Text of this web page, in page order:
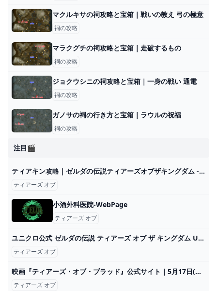
マクルキサの祠攻略と宝箱｜戦いの教え 弓の極意
祠の攻略
マラクグチの祠攻略と宝箱｜走破するもの
祠の攻略
ジョクウシニの祠攻略と宝箱｜一身の戦い 通電
祠の攻略
ガノサの祠の行き方と宝箱｜ラウルの祝福
祠の攻略
注目🎬
ティアキン攻略｜ゼルダの伝説ティアーズオブザキングダム - ゲームウィズ
ティアーズ オブ
小酒外科医院-WebPage
ティアーズ オブ
ユニクロ公式 ゼルダの伝説 ティアーズ オブ ザ キングダム UT（半袖・レギュラーフィット）
ティアーズ オブ
映画『ティアーズ・オブ・ブラッド』公式サイト｜5月17日(金)公開
ティアーズ オブ